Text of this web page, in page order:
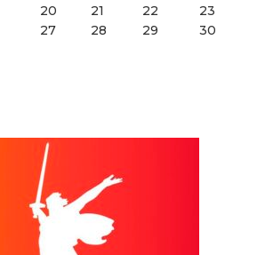
20 21 22
23
27 28 29
30